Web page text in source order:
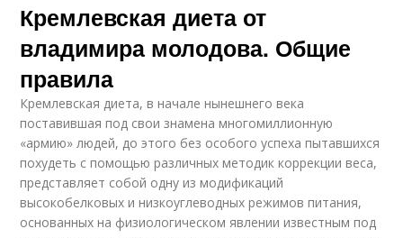
Кремлевская диета от
владимира молодова. Общие
правила
Кремлевская диета, в начале нынешнего века
поставившая под свои знамена многомиллионную
«армию» людей, до этого без особого успеха пытавшихся
похудеть с помощью различных методик коррекции веса,
представляет собой одну из модификаций
высокобелковых и низкоуглеводных режимов питания,
основанных на физиологическом явлении известным под